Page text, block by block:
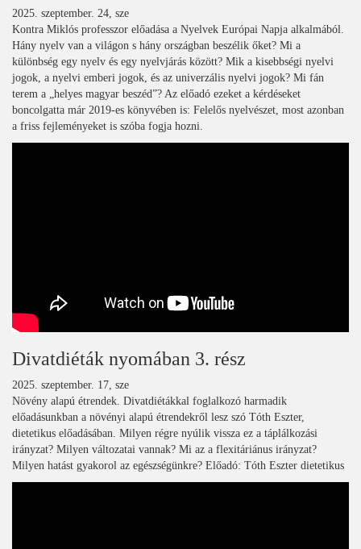
2025. szeptember. 24, sze
Kontra Miklós professzor előadása a Nyelvek Európai Napja alkalmából.
Hány nyelv van a világon s hány országban beszélik őket? Mi a
különbség egy nyelv és egy nyelvjárás között? Mik a kisebbségi nyelvi
jogok, a nyelvi emberi jogok, és az univerzális nyelvi jogok? Mi fán
terem a „helyes magyar beszéd”? Az előadó ezeket a kérdéseket
boncolgatta már 2019-es könyvében is: Felelős nyelvészet, most azonban
a friss fejleményeket is szóba fogja hozni.
Divatdiéták nyomában 3. rész
2025. szeptember. 17, sze
Növény alapú étrendek. Divatdiétákkal foglalkozó harmadik
előadásunkban a növényi alapú étrendekről lesz szó Tóth Eszter,
dietetikus előadásában. Milyen régre nyúlik vissza ez a táplálkozási
irányzat? Milyen változatai vannak? Mi az a flexitáriánus irányzat?
Milyen hatást gyakorol az egészségünkre? Előadó: Tóth Eszter dietetikus